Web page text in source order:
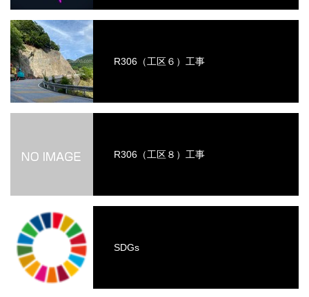
R306（工区６）工事
R306（工区８）工事
SDGs